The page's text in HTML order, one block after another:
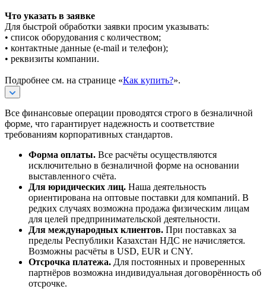
Что указать в заявке
Для быстрой обработки заявки просим указывать:
• список оборудования с количеством;
• контактные данные (e-mail и телефон);
• реквизиты компании.
Подробнее см. на странице «Как купить?».
Все финансовые операции проводятся строго в безналичной
форме, что гарантирует надежность и соответствие
требованиям корпоративных стандартов.
Форма оплаты. Все расчёты осуществляются
исключительно в безналичной форме на основании
выставленного счёта.
Для юридических лиц. Наша деятельность
ориентирована на оптовые поставки для компаний. В
редких случаях возможна продажа физическим лицам
для целей предпринимательской деятельности.
Для международных клиентов. При поставках за
пределы Республики Казахстан НДС не начисляется.
Возможны расчёты в USD, EUR и CNY.
Отсрочка платежа. Для постоянных и проверенных
партнёров возможна индивидуальная договорённость об
отсрочке.